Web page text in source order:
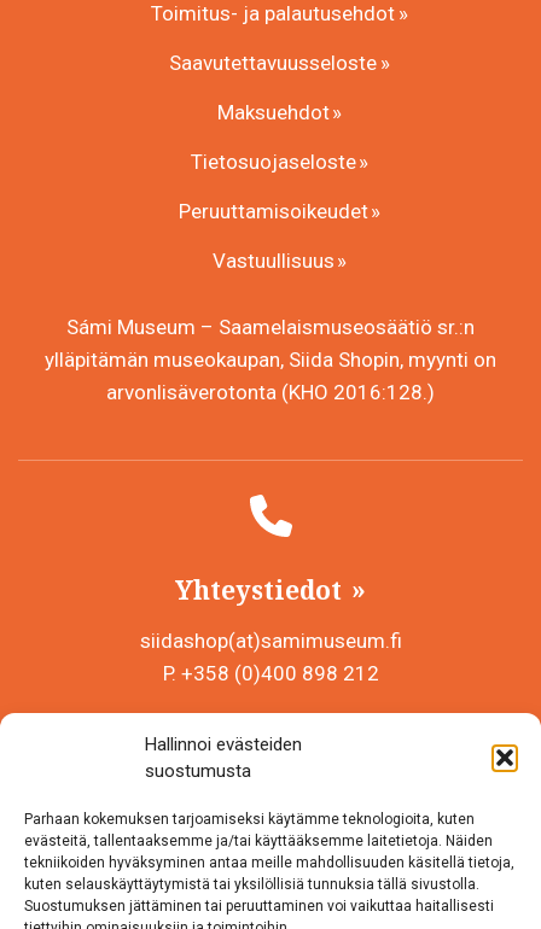
Hallinnoi evästeiden
suostumusta
Parhaan kokemuksen tarjoamiseksi käytämme teknologioita, kuten
evästeitä, tallentaaksemme ja/tai käyttääksemme laitetietoja. Näiden
tekniikoiden hyväksyminen antaa meille mahdollisuuden käsitellä tietoja,
kuten selauskäyttäytymistä tai yksilöllisiä tunnuksia tällä sivustolla.
Suostumuksen jättäminen tai peruuttaminen voi vaikuttaa haitallisesti
Toimitus- ja palautusehdot
Saavutettavuusseloste
Maksuehdot
Tietosuojaseloste
Peruuttamisoikeudet
Vastuullisuus
Sámi Museum – Saamelaismuseosäätiö sr.:n
ylläpitämän museokaupan, Siida Shopin, myynti on
arvonlisäverotonta (KHO 2016:128.)
Yhteystiedot
siidashop(at)samimuseum.fi
P. +358 (0)400 898 212
Y-tunnus 0625907-2
Inarintie 46
99870 Inari
Löydät meidät myös somesta!